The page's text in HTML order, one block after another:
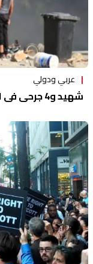
عربي ودولي
شهيد و4 جرحى في اقتحام الاحتلال لقرية غرب رام الله